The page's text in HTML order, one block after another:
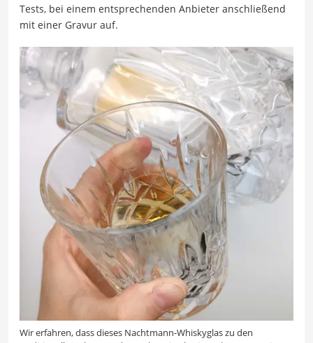
Tests, bei einem entsprechenden Anbieter anschließend
mit einer Gravur auf.
Wir erfahren, dass dieses Nachtmann-Whiskyglas zu den